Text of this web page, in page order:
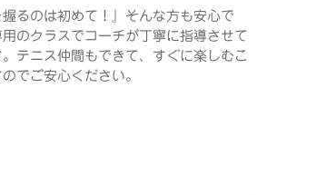
握るのは初めて！』そんな方も安心で
のクラスでコーチが丁寧に指導させて
テニス仲間もできて、すぐに楽しむこ
でご安心ください。